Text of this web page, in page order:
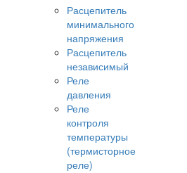
Расцепитель
минимального
напряжения
Расцепитель
независимый
Реле
давления
Реле
контроля
температуры
(термисторное
реле)